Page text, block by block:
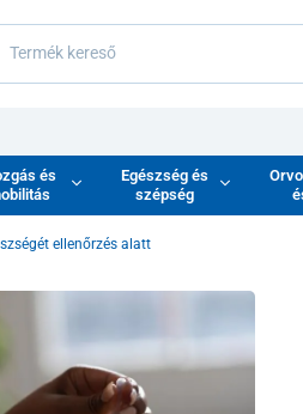
és
Egészség és
szépség
ellenőrzés alatt